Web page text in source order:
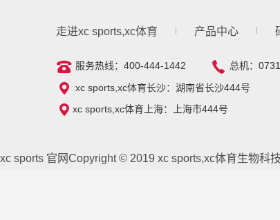
走进xc sports,xc体育 产品中心
服务热线：400-444-1442
总机：
xc sports,xc体育长沙：湖南省长沙444号
xc sports,xc体育上海：上海市444号
xc sports 官网Copyright © 2019 xc sports,xc体育生物科